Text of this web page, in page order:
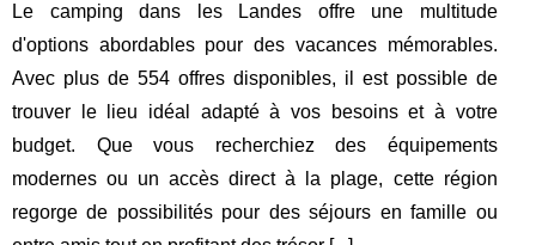
Le camping dans les Landes offre une multitude
d'options abordables pour des vacances mémorables.
Avec plus de 554 offres disponibles, il est possible de
trouver le lieu idéal adapté à vos besoins et à votre
budget. Que vous recherchiez des équipements
modernes ou un accès direct à la plage, cette région
regorge de possibilités pour des séjours en famille ou